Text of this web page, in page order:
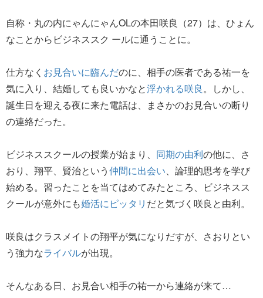
自称・丸の内にゃんにゃんOLの本田咲良（27）は、ひょん
なことからビジネススク ールに通うことに。
仕方なく お見合いに臨んだのに、相手の医者である祐一を
気に入り、結婚しても良いかなと浮かれる咲良 。しかし、
誕生日を迎える夜に来た電話は、まさかのお見合いの断り
の連絡だった。
ビジネススクールの授業が始まり、 同期の由利の他に、さ
おり、翔平、賢治という仲間に出会い 、論理的思考を学び
始める。習ったことを当てはめてみたところ、ビジネスス
クールが意外にも婚活にピッタリ だと気づく咲良と由利。
咲良はクラスメイトの翔平が気になりだすが、さおりとい
う強力なライバルが出現。
そんなある日、お見合い相手の祐一から連絡が来て…